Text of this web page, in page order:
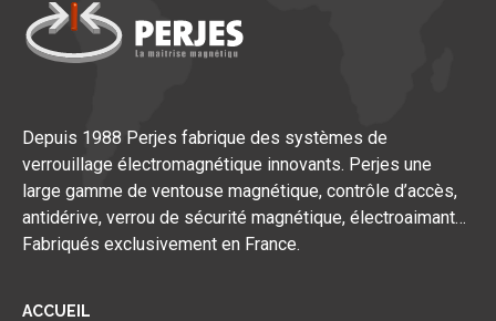
Depuis 1988 Perjes fabrique des systèmes de
verrouillage électromagnétique innovants. Perjes une
large gamme de ventouse magnétique, contrôle d’accès,
antidérive, verrou de sécurité magnétique, électroaimant…
Fabriqués exclusivement en France.
ACCUEIL